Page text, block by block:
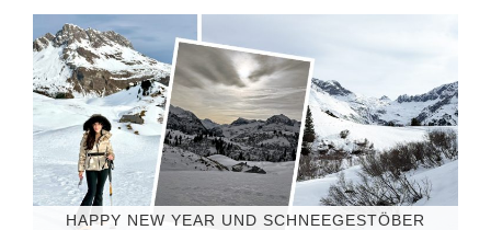
HAPPY NEW YEAR UND SCHNEEGESTÖBER